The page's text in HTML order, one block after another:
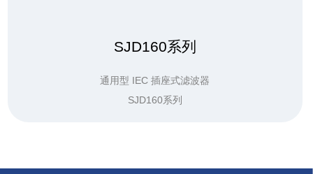
SJD160系列
通用型 IEC 插座式滤波器
SJD160系列